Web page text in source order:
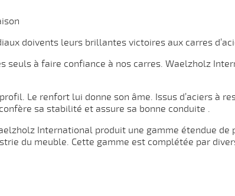
doivents leurs brillantes victoires aux carres
seuls à faire confiance à nos carres. Waelzholz
Le renfort lui donne son âme. Issus d’aciers à
sa stabilité et assure sa bonne conduite .
International produit une gamme étendue
du meuble. Cette gamme est complétée par